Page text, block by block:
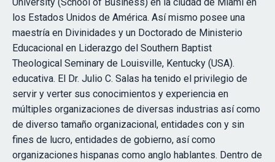
University (School of Business) en la ciudad de Miami en
los Estados Unidos de América. Así mismo posee una
maestría en Divinidades y un Doctorado de Ministerio
Educacional en Liderazgo del Southern Baptist
Theological Seminary de Louisville, Kentucky (USA).
educativa. El Dr. Julio C. Salas ha tenido el privilegio de
servir y verter sus conocimientos y experiencia en
múltiples organizaciones de diversas industrias así como
de diverso tamaño organizacional, entidades con y sin
fines de lucro, entidades de gobierno, así como
organizaciones hispanas como anglo hablantes. Dentro de